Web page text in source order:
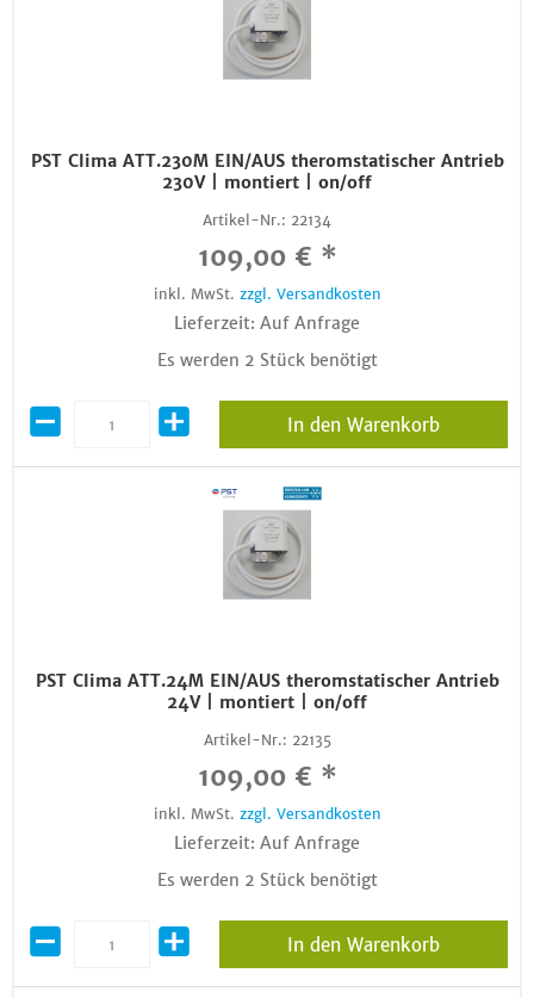
PST Clima ATT.230M EIN/AUS theromstatischer Antrieb
230V | montiert | on/off
Artikel-Nr.: 22134
109,00 € *
inkl. MwSt. zzgl. Versandkosten
Lieferzeit: Auf Anfrage
Es werden 2 Stück benötigt
In den Warenkorb
PST Clima ATT.24M EIN/AUS theromstatischer Antrieb
24V | montiert | on/off
Artikel-Nr.: 22135
109,00 € *
inkl. MwSt. zzgl. Versandkosten
Lieferzeit: Auf Anfrage
Es werden 2 Stück benötigt
In den Warenkorb